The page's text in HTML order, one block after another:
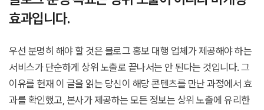
효과입니다.
우선 분명히 해야 할 것은 블로그 홍보 대행 업체가 제공해야 하는
서비스가 단순하게 상위 노출로 끝나서는 안 된다는 것입니다. 그
이유를 현재 이 글을 읽는 당신이 해당 콘텐츠를 만난 과정에서 효
과를 확인했고, 본사가 제공하는 모든 정보는 상위 노출에 유리한